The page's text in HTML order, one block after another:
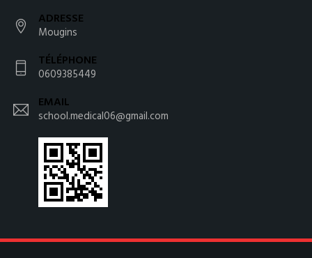
ADRESSE
Mougins
TÉLÉPHONE
0609385449
EMAIL
school.medical06@gmail.com